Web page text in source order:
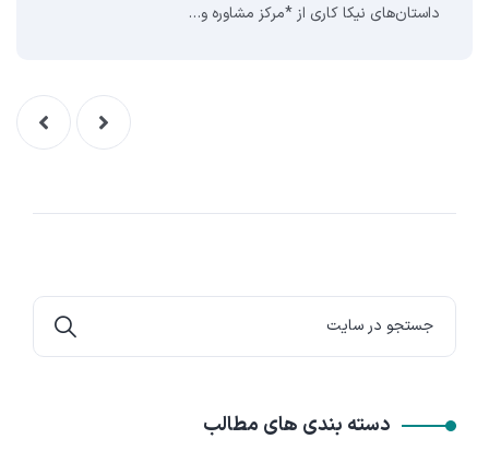
داستان‌های نیکا کاری از *مرکز مشاوره و…
دسته بندی های مطالب